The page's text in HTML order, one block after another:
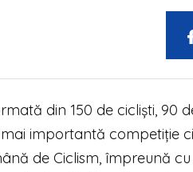
din 150 de cicliști, 90
importantă competiție
de Ciclism, împreună